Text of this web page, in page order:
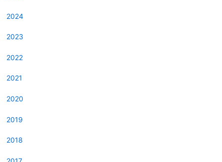
2024
2023
2022
2021
2020
2019
2018